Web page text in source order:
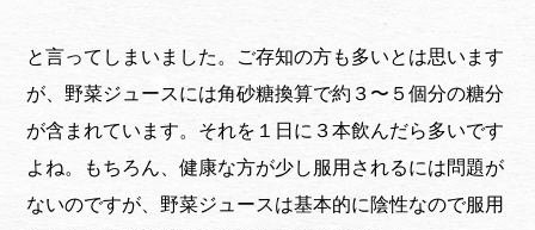
と言ってしまいました。ご存知の方も多いとは思います
が、野菜ジュースには角砂糖換算で約３〜５個分の糖分
が含まれています。それを１日に３本飲んだら多いです
よね。もちろん、健康な方が少し服用されるには問題が
ないのですが、野菜ジュースは基本的に陰性なので服用